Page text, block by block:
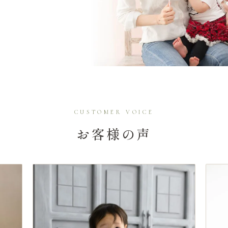
CUSTOMER VOICE
お客様の声